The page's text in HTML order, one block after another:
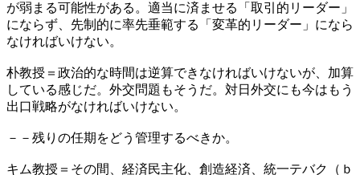
が弱まる可能性がある。適当に済ませる「取引的リーダー」
にならず、先制的に率先垂範する「変革的リーダー」になら
なければいけない。
朴教授＝政治的な時間は逆算できなければいけないが、加算
している感じだ。外交問題もそうだ。対日外交にも今はもう
出口戦略がなければいけない。
－－残りの任期をどう管理するべきか。
キム教授＝その間、経済民主化、創造経済、統一テバク（ｂ